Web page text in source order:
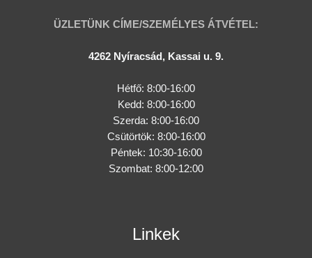
ÜZLETÜNK CÍME/SZEMÉLYES ÁTVÉTEL:
4262 Nyíracsád, Kassai u. 9.
Hétfő: 8:00-16:00
Kedd: 8:00-16:00
Szerda: 8:00-16:00
Csütörtök: 8:00-16:00
Péntek: 10:30-16:00
Szombat: 8:00-12:00
Linkek